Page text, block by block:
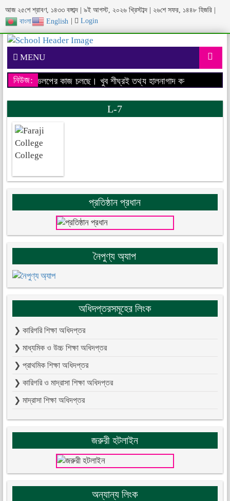
আজ ২৫শে শ্রাবণ, ১৪৩৩ বঙ্গাব্দ | ৯ই আগস্ট, ২০২৬ খ্রিস্টাব্দ | ২৬শে সফর, ১৪৪৮ হিজরি |
বাংলা
English Login
MENU
নিউজ:ডেভেলপের কাজ চলছে। খুব শীঘ্রই তথ্য হালনাগাদ করা হবে।
L-7
প্রতিষ্ঠান প্রধান
নৈপুণ্য অ্যাপ
অধিদপ্তরসমূহের লিংক
❯ কারিগরি শিক্ষা অধিদপ্তর
❯ মাধ্যমিক ও উচ্চ শিক্ষা অধিদপ্তর
❯ প্রাথমিক শিক্ষা অধিদপ্তর
❯ কারিগরি ও মাদ্রাসা শিক্ষা অধিদপ্তর
❯ মাদ্রাসা শিক্ষা অধিদপ্তর
জরুরী হটলাইন
অন্যান্য লিংক